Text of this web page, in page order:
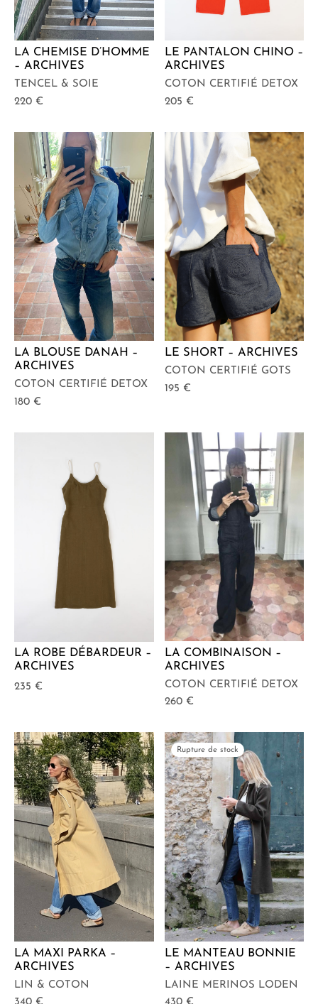
LA CHEMISE D’HOMME
– ARCHIVES
TENCEL & SOIE
220 €
LE PANTALON CHINO –
ARCHIVES
COTON CERTIFIÉ DETOX
205 €
LA BLOUSE DANAH –
ARCHIVES
COTON CERTIFIÉ DETOX
180 €
LE SHORT – ARCHIVES
COTON CERTIFIÉ GOTS
195 €
LA ROBE DÉBARDEUR –
ARCHIVES
235 €
LA COMBINAISON –
ARCHIVES
COTON CERTIFIÉ DETOX
260 €
LA MAXI PARKA –
ARCHIVES
LIN & COTON
Rupture de stock
LE MANTEAU BONNIE
– ARCHIVES
LAINE MERINOS LODEN